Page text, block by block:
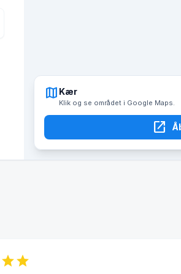
map Kær
Klik og se området i Google Maps.
open_in_new
starstar